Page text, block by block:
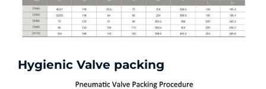
Hygienic Valve packing